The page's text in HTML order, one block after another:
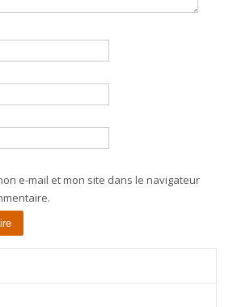
e-mail et mon site dans le navigateur